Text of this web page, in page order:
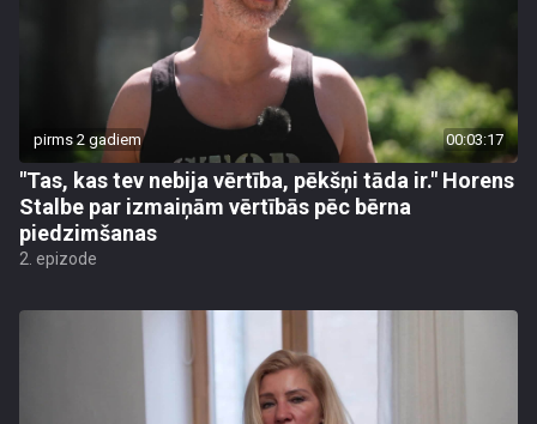
pirms 2 gadiem 00:03:17
"Tas, kas tev nebija vērtība, pēkšņi tāda ir." Horens
Stalbe par izmaiņām vērtībās pēc bērna
piedzimšanas
2. epizode